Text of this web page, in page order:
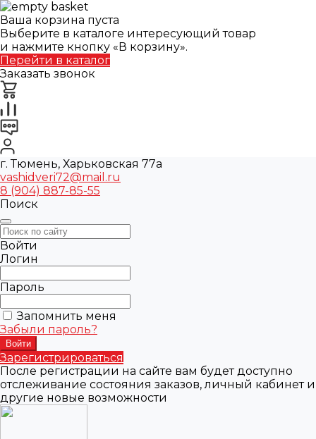
Ваша корзина пуста
Выберите в каталоге интересующий товар
и нажмите кнопку «В корзину».
Перейти в каталог
Заказать звонок
г. Тюмень, Харьковская 77а
vashidveri72@mail.ru
8 (904) 887-85-55
Поиск
Войти
Логин
Пароль
Запомнить меня
Забыли пароль?
Зарегистрироваться
После регистрации на сайте вам будет доступно
отслеживание состояния заказов, личный кабинет и
другие новые возможности